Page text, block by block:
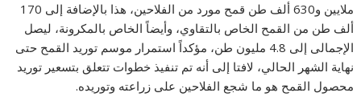
ملايين و630 ألف طن قمح مورد من الفلاحين، هذا بالإضافة إلى 170
ألف طن من القمح الخاص بالتقاوي، وأيضاً الخاص بالمكرونة، ليصل
الإجمالى إلى 4.8 مليون طن، مؤكداً استمرار موسم توريد القمح حتى
نهاية الشهر الحالي، لافتا إلى أنه تم تنفيذ خطوات تتعلق بتسعير توريد
محصول القمح هو ما شجع الفلاحين على زراعته وتوريده.